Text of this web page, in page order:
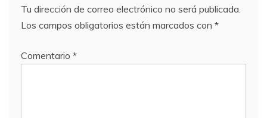
Tu dirección de correo electrónico no será publicada.
Los campos obligatorios están marcados con *
Comentario *